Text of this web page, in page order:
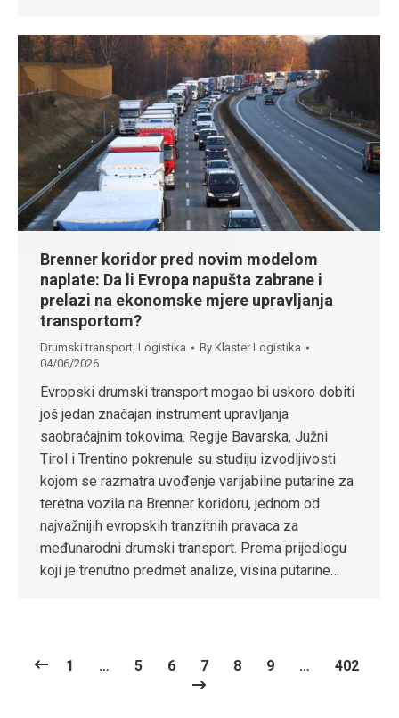
Brenner koridor pred novim modelom
naplate: Da li Evropa napušta zabrane i
prelazi na ekonomske mjere upravljanja
transportom?
Drumski transport, Logistika By Klaster Logistika
04/06/2026
Evropski drumski transport mogao bi uskoro dobiti
još jedan značajan instrument upravljanja
saobraćajnim tokovima. Regije Bavarska, Južni
Tirol i Trentino pokrenule su studiju izvodljivosti
kojom se razmatra uvođenje varijabilne putarine za
teretna vozila na Brenner koridoru, jednom od
najvažnijih evropskih tranzitnih pravaca za
međunarodni drumski transport. Prema prijedlogu
koji je trenutno predmet analize, visina putarine…
1 … 5 6 7 8 9 … 402